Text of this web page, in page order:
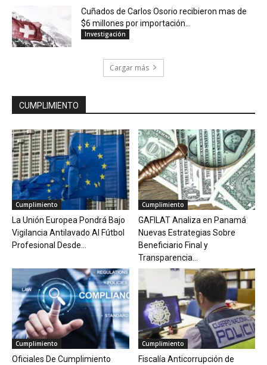
Cuñados de Carlos Osorio recibieron mas de
$6 millones por importación...
Investigación
Cargar más
CUMPLIMIENTO
Cumplimiento
La Unión Europea Pondrá Bajo
Vigilancia Antilavado Al Fútbol
Profesional Desde...
Cumplimiento
GAFILAT Analiza en Panamá
Nuevas Estrategias Sobre
Beneficiario Final y
Transparencia...
Cumplimiento
Oficiales De Cumplimiento
Cumplimiento
Fiscalía Anticorrupción de